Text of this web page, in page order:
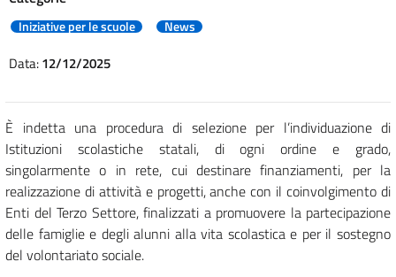
Iniziative per le scuole News
Data:12/12/2025
È indetta una procedura di selezione per l’individuazione di
Istituzioni scolastiche statali, di ogni ordine e grado,
singolarmente o in rete, cui destinare finanziamenti, per la
realizzazione di attività e progetti, anche con il coinvolgimento di
Enti del Terzo Settore, finalizzati a promuovere la partecipazione
delle famiglie e degli alunni alla vita scolastica e per il sostegno
del volontariato sociale.